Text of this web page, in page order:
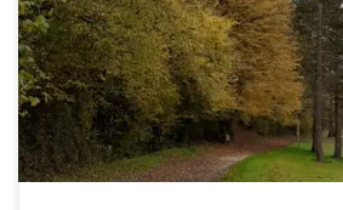
A chaque réunion, nous sélectionnons des
présentées par les membres.